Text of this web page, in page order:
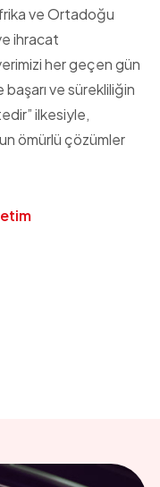
ve Ortadoğu
ihracat
her geçen gün
ve sürekliliğin
ilkesiyle,
ömürlü çözümler